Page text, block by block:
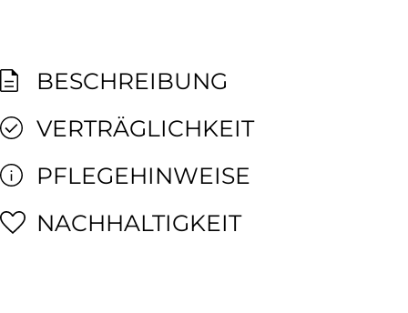
BESCHREIBUNG
VERTRÄGLICHKEIT
PFLEGEHINWEISE
NACHHALTIGKEIT